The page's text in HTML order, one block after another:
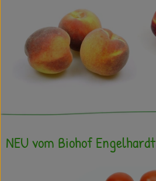
NEU vom Biohof Engelhardt